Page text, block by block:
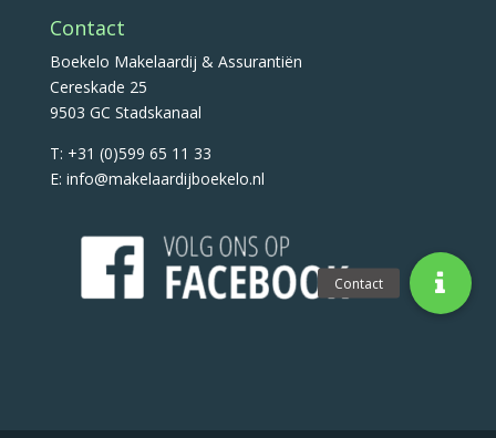
Contact
Boekelo Makelaardij & Assurantiën
Cereskade 25
9503 GC Stadskanaal
T: +31 (0)599 65 11 33
E: info@makelaardijboekelo.nl